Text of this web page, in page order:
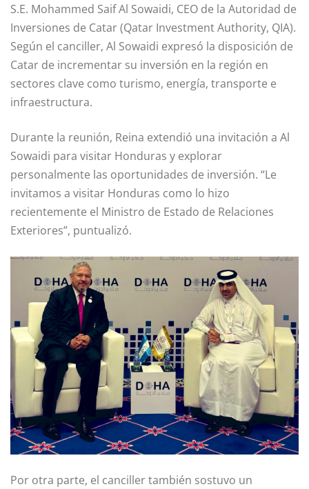
S.E. Mohammed Saif Al Sowaidi, CEO de la Autoridad de
Inversiones de Catar (Qatar Investment Authority, QIA).
Según el canciller, Al Sowaidi expresó la disposición de
Catar de incrementar su inversión en la región en
sectores clave como turismo, energía, transporte e
infraestructura.
Durante la reunión, Reina extendió una invitación a Al
Sowaidi para visitar Honduras y explorar
personalmente las oportunidades de inversión. “Le
invitamos a visitar Honduras como lo hizo
recientemente el Ministro de Estado de Relaciones
Exteriores”, puntualizó.
Por otra parte, el canciller también sostuvo un